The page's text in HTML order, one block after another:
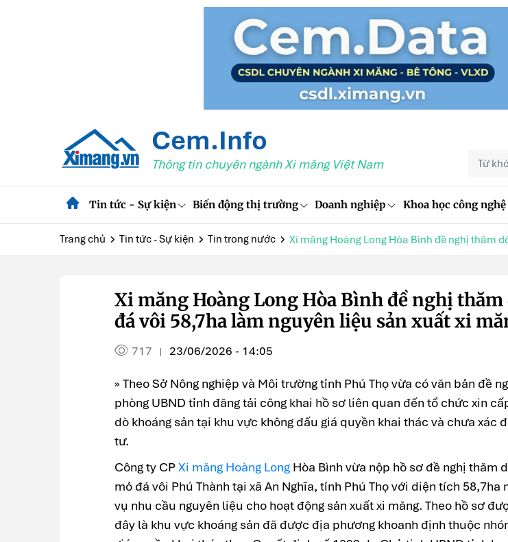
Cem.Info
Thông tin chuyên ngành Xi măng Việt Nam
Tin tức - Sự kiện Biến động thị trường Doanh nghiệp Khoa học công nghệ
Trang chủ Tin tức - Sự kiện Tin trong nước Xi măng Hoàng Long Hòa Bình đề nghị thăm
Xi măng Hoàng Long Hòa Bình đề nghị thăm
đá vôi 58,7ha làm nguyên liệu sản xuất xi
717 | 23/06/2026 - 14:05
» Theo Sở Nông nghiệp và Môi trường tỉnh Phú Thọ vừa có văn bản đề
phòng UBND tỉnh đăng tải công khai hồ sơ liên quan đến tổ chức xin
dò khoáng sản tại khu vực không đấu giá quyền khai thác và chưa xác
tư.
Công ty CPXi măng Hoàng Long Hòa Bình vừa nộp hồ sơ đề nghị thăm
mỏ đá vôi Phú Thành tại xã An Nghĩa, tỉnh Phú Thọ với diện tích 58,7ha
vụ nhu cầu nguyên liệu cho hoạt động sản xuất xi măng. Theo hồ sơ
đây là khu vực khoáng sản đã được địa phương khoanh định thuộc